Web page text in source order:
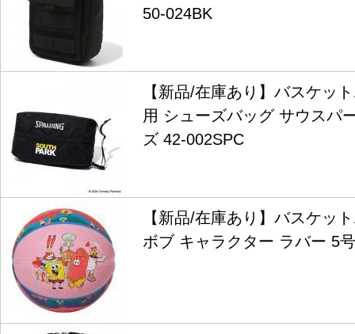
50-024BK
【新品/在庫あり】バスケッ
用 シューズバッグ サウスパ
ズ 42-002SPC
【新品/在庫あり】バスケッ
ボブ キャラクター ラバー 5